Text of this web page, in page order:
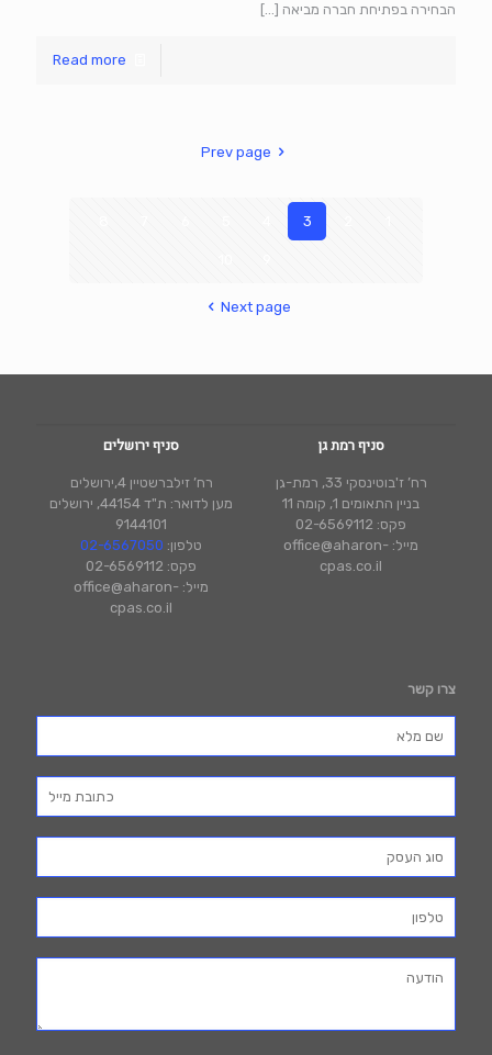
הבחירה בפתיחת חברה מביאה […]
Read more
Prev page
3
Next page
סניף רמת גן
רח’ ז'בוטינסקי 33, רמת-גן
בניין התאומים 1, קומה 11
פקס: 02-6569112
מייל: office@aharon-
cpas.co.il
סניף ירושלים
רח’ זילברשטיין 4,ירושלים
מען לדואר: ת"ד 44154, ירושלים
9144101
טלפון: 02-6567050
פקס: 02-6569112
מייל: office@aharon-
cpas.co.il
צרו קשר